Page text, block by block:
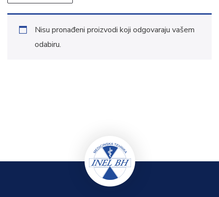
Nisu pronađeni proizvodi koji odgovaraju vašem
odabiru.